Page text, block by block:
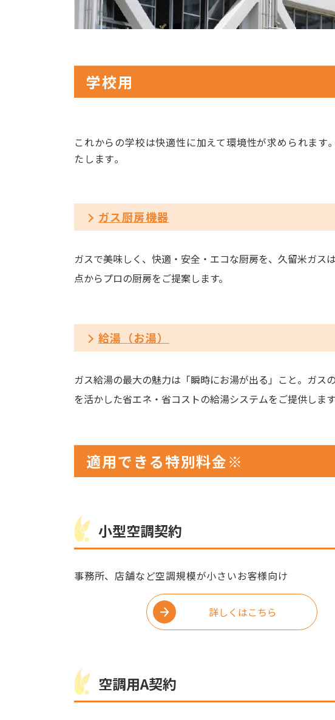
学校用
これからの学校は快適性に加えて環境性が求められま
たします｡
ガス厨房機器
ガスで美味しく、快適・安全・エコな厨房を、久留米ガス
点からプロの厨房をご提案します。
給湯（お湯）
ガス給湯の最大の魅力は「瞬時にお湯が出る」こと。ガス
を活かした省エネ・省コストの給湯システムをご提供します
適用できる特別料金※
小型空調契約
事務所、店舗など空調規模が小さいお客様向け
詳しくはこちら
空調用A契約